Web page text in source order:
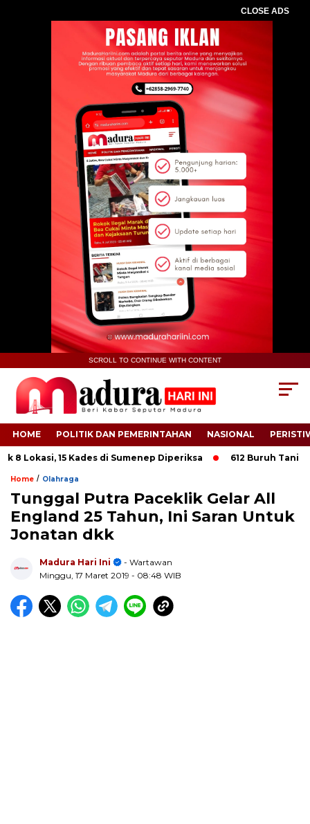
CLOSE ADS
SCROLL TO CONTINUE WITH CONTENT
HOME POLITIK DAN PEMERINTAHAN NASIONAL
15 Kades di Sumenep Diperiksa 612 Buruh Tani
Home / Olahraga
Tunggal Putra Paceklik Gelar All
England 25 Tahun, Ini Saran Untuk
Jonatan dkk
Madura Hari Ini
- Wartawan
Minggu, 17 Maret 2019 - 08:48 WIB
.